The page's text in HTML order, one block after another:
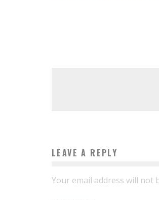
LEAVE A REPLY
Your email address will not